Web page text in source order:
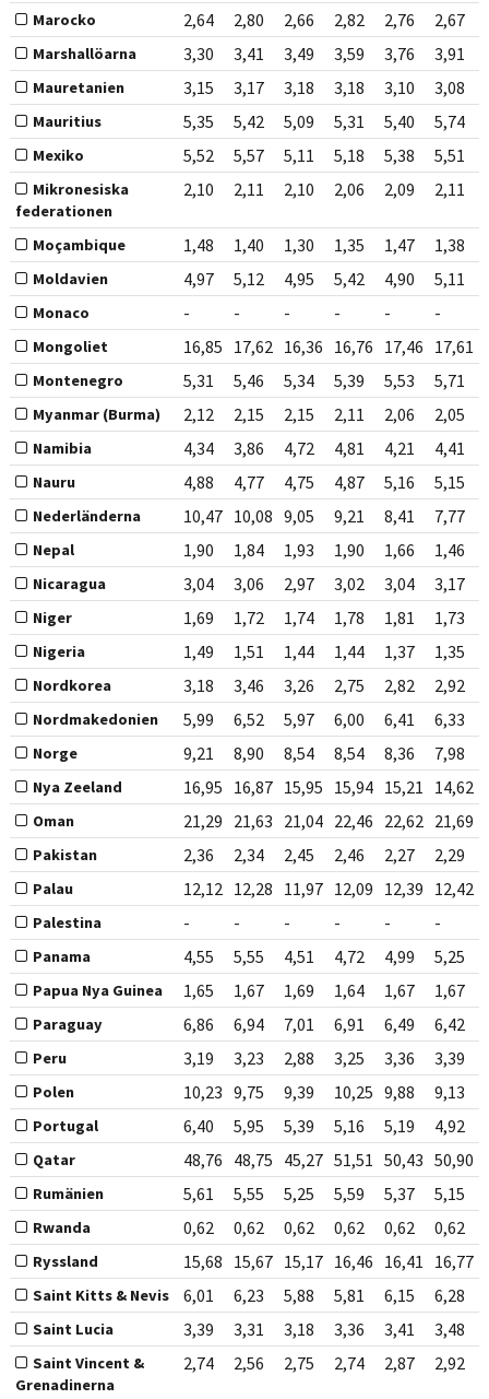
Marocko 2,64 2,80 2,66 2,82 2,76 2,67
Marshallöarna 3,30 3,41 3,49 3,59 3,76 3,91
Mauretanien 3,15 3,17 3,18 3,18 3,10 3,08
Mauritius 5,35 5,42 5,09 5,31 5,40 5,74
Mexiko 5,52 5,57 5,11 5,18 5,38 5,51
Mikronesiska
federationen
2,10 2,11 2,10 2,06 2,09 2,11
Moçambique 1,48 1,40 1,30 1,35 1,47 1,38
Moldavien 4,97 5,12 4,95 5,42 4,90 5,11
Monaco - - - - - -
Mongoliet 16,85 17,62 16,36 16,76 17,46 17,61
Montenegro 5,31 5,46 5,34 5,39 5,53 5,71
Myanmar (Burma) 2,12 2,15 2,15 2,11 2,06 2,05
Namibia 4,34 3,86 4,72 4,81 4,21 4,41
Nauru 4,88 4,77 4,75 4,87 5,16 5,15
Nederländerna 10,47 10,08 9,05 9,21 8,41 7,77
Nepal 1,90 1,84 1,93 1,90 1,66 1,46
Nicaragua 3,04 3,06 2,97 3,02 3,04 3,17
Niger 1,69 1,72 1,74 1,78 1,81 1,73
Nigeria 1,49 1,51 1,44 1,44 1,37 1,35
Nordkorea 3,18 3,46 3,26 2,75 2,82 2,92
Nordmakedonien 5,99 6,52 5,97 6,00 6,41 6,33
Norge 9,21 8,90 8,54 8,54 8,36 7,98
Nya Zeeland 16,95 16,87 15,95 15,94 15,21 14,62
Oman 21,29 21,63 21,04 22,46 22,62 21,69
Pakistan 2,36 2,34 2,45 2,46 2,27 2,29
Palau 12,12 12,28 11,97 12,09 12,39 12,42
Palestina - - - - - -
Panama 4,55 5,55 4,51 4,72 4,99 5,25
Papua Nya Guinea 1,65 1,67 1,69 1,64 1,67 1,67
Paraguay 6,86 6,94 7,01 6,91 6,49 6,42
Peru 3,19 3,23 2,88 3,25 3,36 3,39
Polen 10,23 9,75 9,39 10,25 9,88 9,13
Portugal 6,40 5,95 5,39 5,16 5,19 4,92
Qatar 48,76 48,75 45,27 51,51 50,43 50,90
Rumänien 5,61 5,55 5,25 5,59 5,37 5,15
Rwanda 0,62 0,62 0,62 0,62 0,62 0,62
Ryssland 15,68 15,67 15,17 16,46 16,41 16,77
Saint Kitts & Nevis 6,01 6,23 5,88 5,81 6,15 6,28
Saint Lucia 3,39 3,31 3,18 3,36 3,41 3,48
Saint Vincent &
Grenadinerna
2,74 2,56 2,75 2,74 2,87 2,92